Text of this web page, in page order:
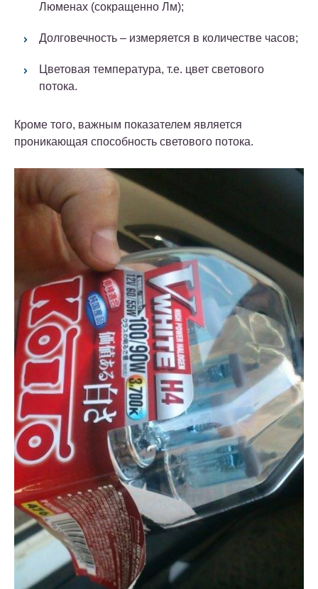
Люменах (сокращенно Лм);
Долговечность – измеряется в количестве часов;
Цветовая температура, т.е. цвет светового
потока.
Кроме того, важным показателем является
проникающая способность светового потока.